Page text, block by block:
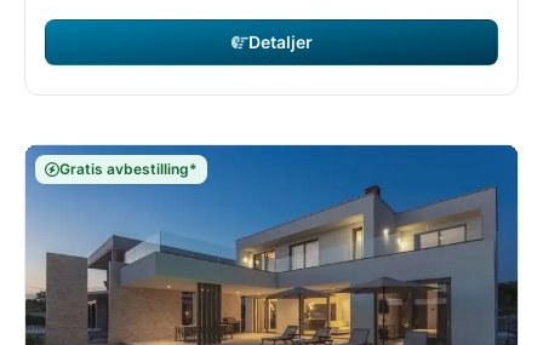
Detaljer
Gratis avbestilling*